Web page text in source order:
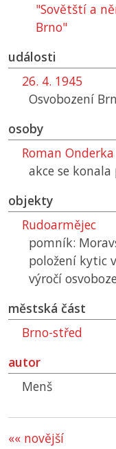
"Sovětští a
Brno"
události
26. 4. 1945
Osvobození
osoby
Roman Onderka
akce se
objekty
Rudoarmějec
pomník:
položení kytic
výročí
městská část
Brno-střed
autor
Menš
«« novější